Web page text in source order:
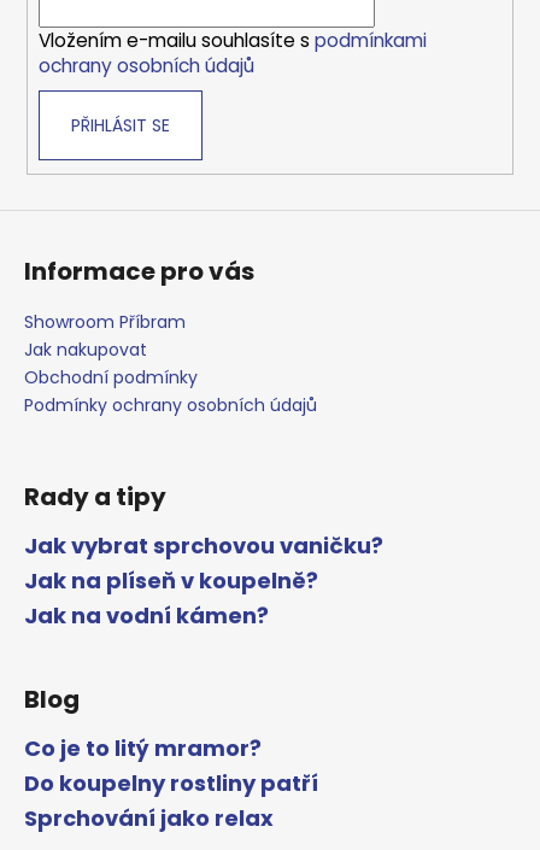
Vložením e-mailu souhlasíte s podmínkami
ochrany osobních údajů
PŘIHLÁSIT SE
Informace pro vás
Showroom Příbram
Jak nakupovat
Obchodní podmínky
Podmínky ochrany osobních údajů
Rady a tipy
Jak vybrat sprchovou vaničku?
Jak na plíseň v koupelně?
Jak na vodní kámen?
Blog
Co je to litý mramor?
Do koupelny rostliny patří
Sprchování jako relax